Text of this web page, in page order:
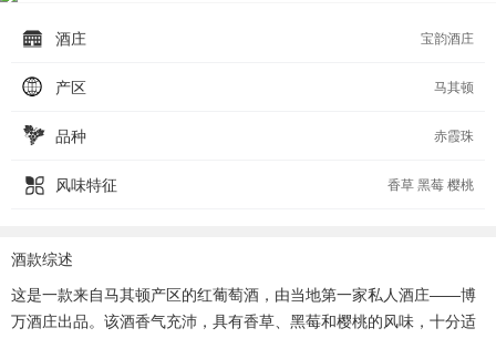
酒庄 宝韵酒庄
产区 马其顿
品种 赤霞珠
风味特征 香草 黑莓 樱桃
酒款综述
这是一款来自马其顿产区的红葡萄酒，由当地第一家私人酒庄——博
万酒庄出品。该酒香气充沛，具有香草、黑莓和樱桃的风味，十分适